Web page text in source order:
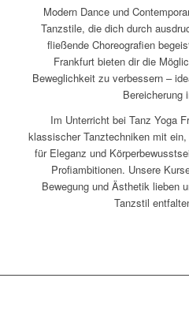
Modern Dance und
Tanzstile, die dich durch
fließende Choreografien
Frankfurt bieten dir die
Beweglichkeit zu verbessern –
Bereicherung
Im Unterricht bei Tanz Yoga
klassischer Tanztechniken mit
für Eleganz und
Profiambitionen. Unsere
Bewegung und Ästhetik lieben
Tanzstil